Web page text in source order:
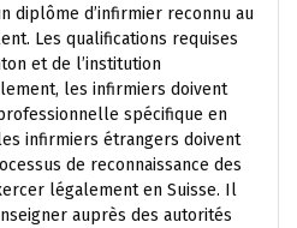
diplôme d’infirmier reconnu au
Les qualifications requises
et de l’institution
les infirmiers doivent
spécifique en
infirmiers étrangers doivent
de reconnaissance des
légalement en Suisse. Il
auprès des autorités